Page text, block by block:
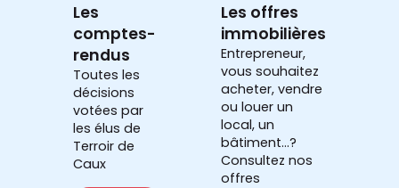
Les
comptes-
rendus
Toutes les
décisions
votées par
les élus de
Terroir de
Caux
Les offres
immobilières
Entrepreneur,
vous souhaitez
acheter, vendre
ou louer un
local, un
bâtiment...?
Consultez nos
offres